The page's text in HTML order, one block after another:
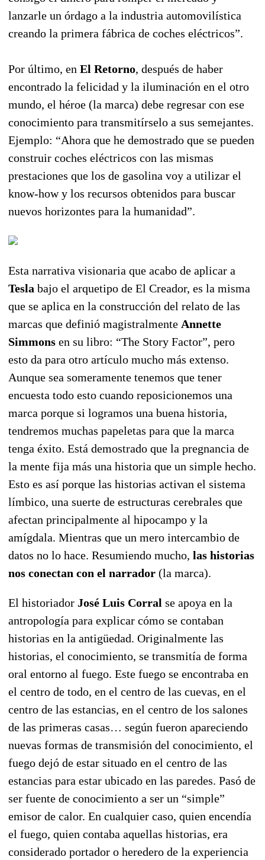
lanzarle un órdago a la industria automovilística
creando la primera fábrica de coches eléctricos”.
Por último, en El Retorno, después de haber
encontrado la felicidad y la iluminación en el otro
mundo, el héroe (la marca) debe regresar con ese
conocimiento para transmitírselo a sus semejantes.
Ejemplo: “Ahora que he demostrado que se pueden
construir coches eléctricos con las mismas
prestaciones que los de gasolina voy a utilizar el
know-how y los recursos obtenidos para buscar
nuevos horizontes para la humanidad”.
Esta narrativa visionaria que acabo de aplicar a
Tesla bajo el arquetipo de El Creador, es la misma
que se aplica en la construcción del relato de las
marcas que definió magistralmente Annette
Simmons en su libro: “The Story Factor”, pero
esto da para otro artículo mucho más extenso.
Aunque sea someramente tenemos que tener
encuesta todo esto cuando reposicionemos una
marca porque si logramos una buena historia,
tendremos muchas papeletas para que la marca
tenga éxito. Está demostrado que la pregnancia de
la mente fija más una historia que un simple hecho.
Esto es así porque las historias activan el sistema
límbico, una suerte de estructuras cerebrales que
afectan principalmente al hipocampo y la
amígdala. Mientras que un mero intercambio de
datos no lo hace. Resumiendo mucho, las historias
nos conectan con el narrador (la marca).
El historiador José Luis Corral se apoya en la
antropología para explicar cómo se contaban
historias en la antigüedad. Originalmente las
historias, el conocimiento, se transmitía de forma
oral entorno al fuego. Este fuego se encontraba en
el centro de todo, en el centro de las cuevas, en el
centro de las estancias, en el centro de los salones
de las primeras casas… según fueron apareciendo
nuevas formas de transmisión del conocimiento, el
fuego dejó de estar situado en el centro de las
estancias para estar ubicado en las paredes. Pasó de
ser fuente de conocimiento a ser un “simple”
emisor de calor. En cualquier caso, quien encendía
el fuego, quien contaba aquellas historias, era
considerado portador o heredero de la experiencia